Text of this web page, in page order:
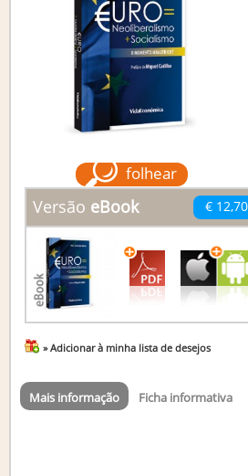
folhear
Versão eBook € 12,70
» Adicionar à minha lista de desejos
Mais informação Ficha informativa